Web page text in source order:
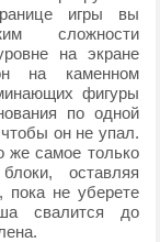
игры вы
сложности
на экране
на каменном
фигуры
по одной
он не упал.
же самое только
оставляя
пока не уберете
свалится до